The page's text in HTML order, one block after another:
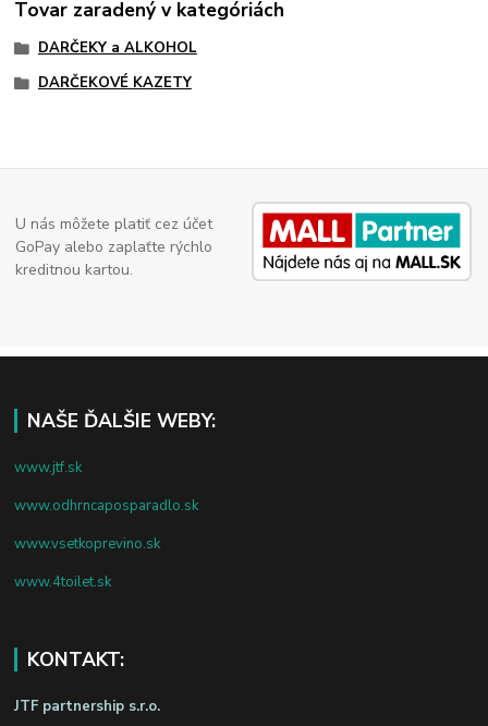
Tovar zaradený v kategóriách
DARČEKY a ALKOHOL
DARČEKOVÉ KAZETY
U nás môžete platiť cez účet
GoPay alebo zaplaťte rýchlo
kreditnou kartou.
NAŠE ĎALŠIE WEBY:
www.jtf.sk
www.odhrncaposparadlo.sk
www.vsetkoprevino.sk
www.4toilet.sk
KONTAKT:
JTF partnership s.r.o.